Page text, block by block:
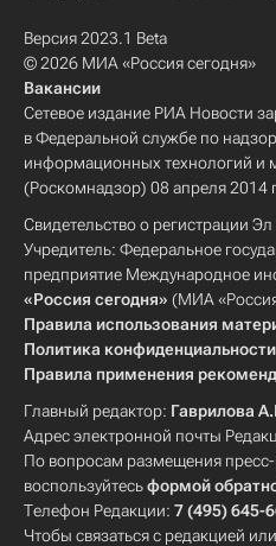
Версия 2023.1 Beta
© 2026 МИА «Россия сегодня»
Вакансии
Сетевое издание РИА Новости
в Федеральной службе по
информационных технологий и
(Роскомнадзор) 08 апреля 2014
Свидетельство о регистрации
Учредитель: Федеральное
предприятие Международное
«Россия сегодня» (МИА
Правила использования
Политика конфиденциальности
Правила применения
Главный редактор: Гаврилова
Адрес электронной почты
По вопросам размещения
воспользуйтесьформой
Телефон Редакции: 7 (495) 645-
Чтобы связаться с редакцией